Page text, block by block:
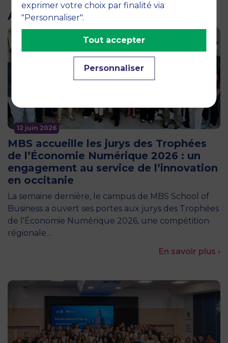
ARTICLES LIÉS
12 juin 2026
MBS accueille les jurys des Trophées
de l’Économie Numérique 2026 : un
engagement au service de l’innovation
en occitanie
La semaine dernière, le campus de MBS School of
Business a ouvert ses portes aux jurys des Trophées
de l'Économie Numérique 2026, une compétition
régionale…
En savoir plus ›
exprimer votre choix par finalité via
"Personnaliser".
Personnaliser
Tout accepter